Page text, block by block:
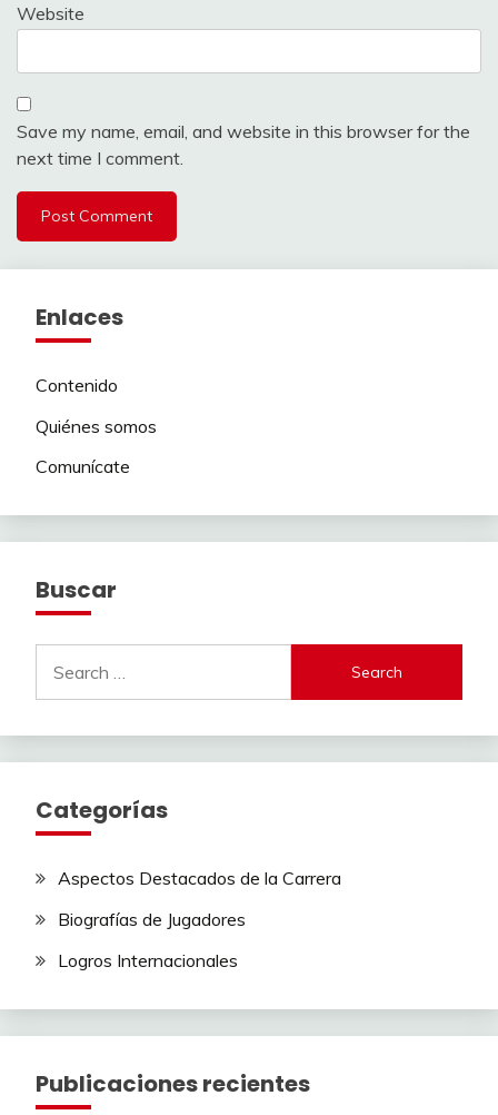
Website
Save my name, email, and website in this browser for the
next time I comment.
Enlaces
Contenido
Quiénes somos
Comunícate
Buscar
for:
Categorías
Aspectos Destacados de la Carrera
Biografías de Jugadores
Logros Internacionales
Publicaciones recientes